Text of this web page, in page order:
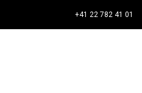
+41 22 782 41 01